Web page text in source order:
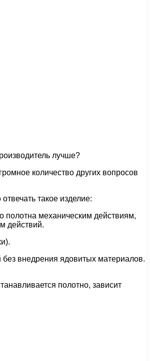
лучше?
количество других вопросов
такое изделие:
полотна механическим действиям,
действий.
внедрения ядовитых материалов.
полотно, зависит